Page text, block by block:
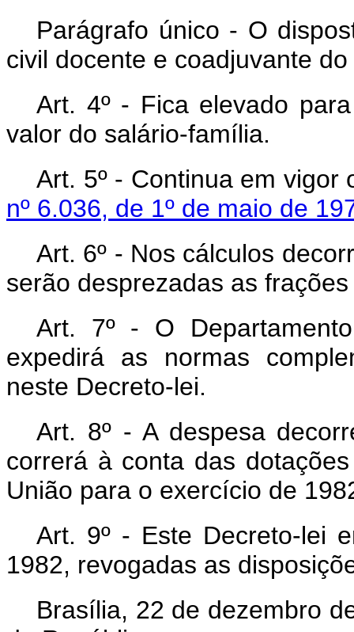
Parágrafo único - O
civil docente e coadjuvante
Art. 4º - Fica elevado
valor do salário-família.
Art. 5º - Continua em
nº 6.036, de 1º de maio de
Art. 6º - Nos cálculos
serão desprezadas as
Art. 7º - O
expedirá as normas
neste Decreto-lei.
Art. 8º - A despesa
correrá à conta das
União para o exercício de
Art. 9º - Este Decreto-lei
1982, revogadas as
Brasília, 22 de dezembro